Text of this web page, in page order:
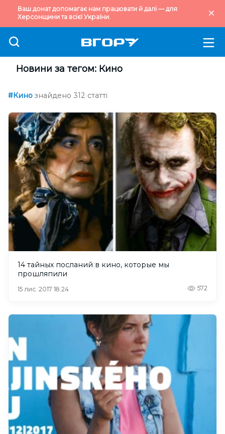
Ваш донат допомагає нам працювати й далі — для
Херсонщини та всієї України.
Новини за тегом: Кино
#Кино знайдено 312 статті
14 тайных посланий в кино, которые мы
прошляпили
15 лис. 2017 18:24 572